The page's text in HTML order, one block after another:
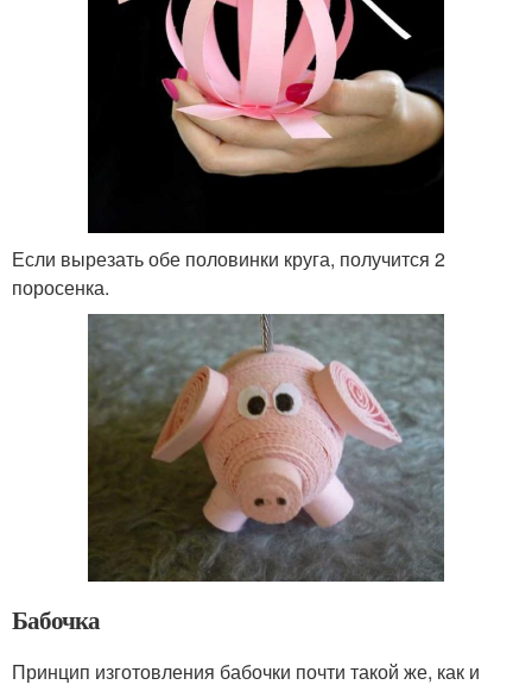
Если вырезать обе половинки круга, получится 2
поросенка.
Бабочка
Принцип изготовления бабочки почти такой же, как и